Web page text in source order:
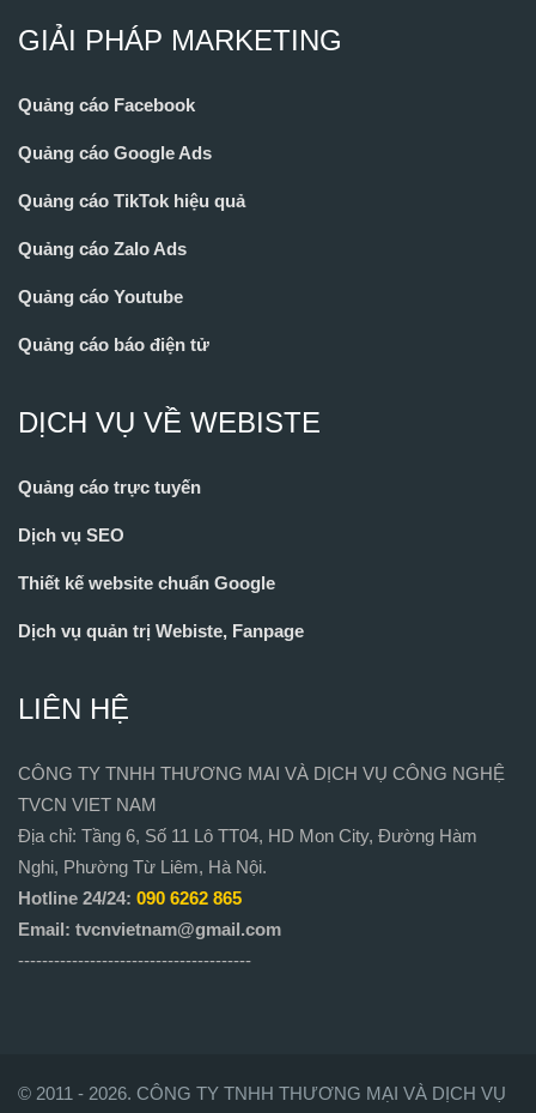
GIẢI PHÁP MARKETING
Quảng cáo Facebook
Quảng cáo Google Ads
Quảng cáo TikTok hiệu quả
Quảng cáo Zalo Ads
Quảng cáo Youtube
Quảng cáo báo điện tử
DỊCH VỤ VỀ WEBISTE
Quảng cáo trực tuyến
Dịch vụ SEO
Thiết kế website chuẩn Google
Dịch vụ quản trị Webiste, Fanpage
LIÊN HỆ
CÔNG TY TNHH THƯƠNG MAI VÀ DỊCH VỤ CÔNG NGHỆ
TVCN VIET NAM
Địa chỉ: Tầng 6, Số 11 Lô TT04, HD Mon City, Đường Hàm
Nghi, Phường Từ Liêm, Hà Nội.
Hotline 24/24: 090 6262 865
Email: tvcnvietnam@gmail.com
---------------------------------------
© 2011 - 2026. CÔNG TY TNHH THƯƠNG MẠI VÀ DỊCH VỤ